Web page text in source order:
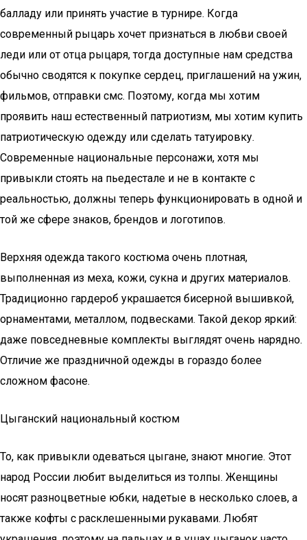
балладу или принять участие в турнире. Когда
современный рыцарь хочет признаться в любви своей
леди или от отца рыцаря, тогда доступные нам средства
обычно сводятся к покупке сердец, приглашений на ужин,
фильмов, отправки смс. Поэтому, когда мы хотим
проявить наш естественный патриотизм, мы хотим купить
патриотическую одежду или сделать татуировку.
Современные национальные персонажи, хотя мы
привыкли стоять на пьедестале и не в контакте с
реальностью, должны теперь функционировать в одной и
той же сфере знаков, брендов и логотипов.
Верхняя одежда такого костюма очень плотная,
выполненная из меха, кожи, сукна и других материалов.
Традиционно гардероб украшается бисерной вышивкой,
орнаментами, металлом, подвесками. Такой декор яркий:
даже повседневные комплекты выглядят очень нарядно.
Отличие же праздничной одежды в гораздо более
сложном фасоне.
Цыганский национальный костюм
То, как привыкли одеваться цыгане, знают многие. Этот
народ России любит выделиться из толпы. Женщины
носят разноцветные юбки, надетые в несколько слоев, а
также кофты с расклешенными рукавами. Любят